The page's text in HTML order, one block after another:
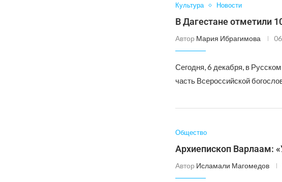
Культура Новости
В Дагестане отметили
Автор Мария Ибрагимова
Сегодня, 6 декабря, в
часть Всероссийской
Общество
Архиепископ Варлаам:
Автор Исламали Магомедов